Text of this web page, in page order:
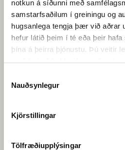
notkun á síðunni með
samstarfsaðilum í greiningu og
hugsanlega tengja þær við aðrar
hefur látið þeim í té eða þeir
þína á þeirra þjónustu. Þú veitir
með því að halda áfram að nota
Nauðsynlegur
Kjörstillingar
Tölfræðiupplýsingar
NÆSTA SPJALL
47 : 08 :
DAGAR KLUKKUSTUNDIR
BYRJA